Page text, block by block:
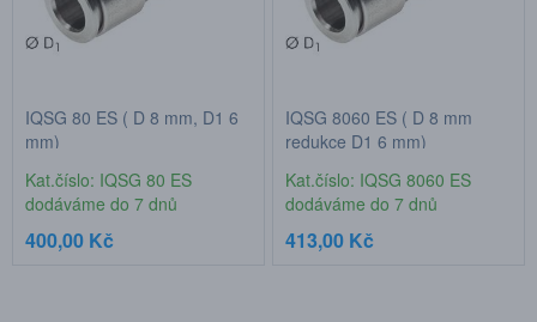
IQSG 80 ES ( D 8 mm, D1 6
mm)
Kat.číslo: IQSG 80 ES
dodáváme do 7 dnů
400,00 Kč
IQSG 8060 ES ( D 8 mm
redukce D1 6 mm)
Kat.číslo: IQSG 8060 ES
dodáváme do 7 dnů
413,00 Kč